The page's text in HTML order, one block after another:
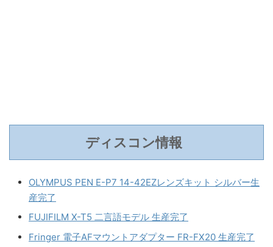
ディスコン情報
OLYMPUS PEN E-P7 14-42EZレンズキット シルバー生
産完了
FUJIFILM X-T5 二言語モデル 生産完了
Fringer 電子AFマウントアダプター FR-FX20 生産完了